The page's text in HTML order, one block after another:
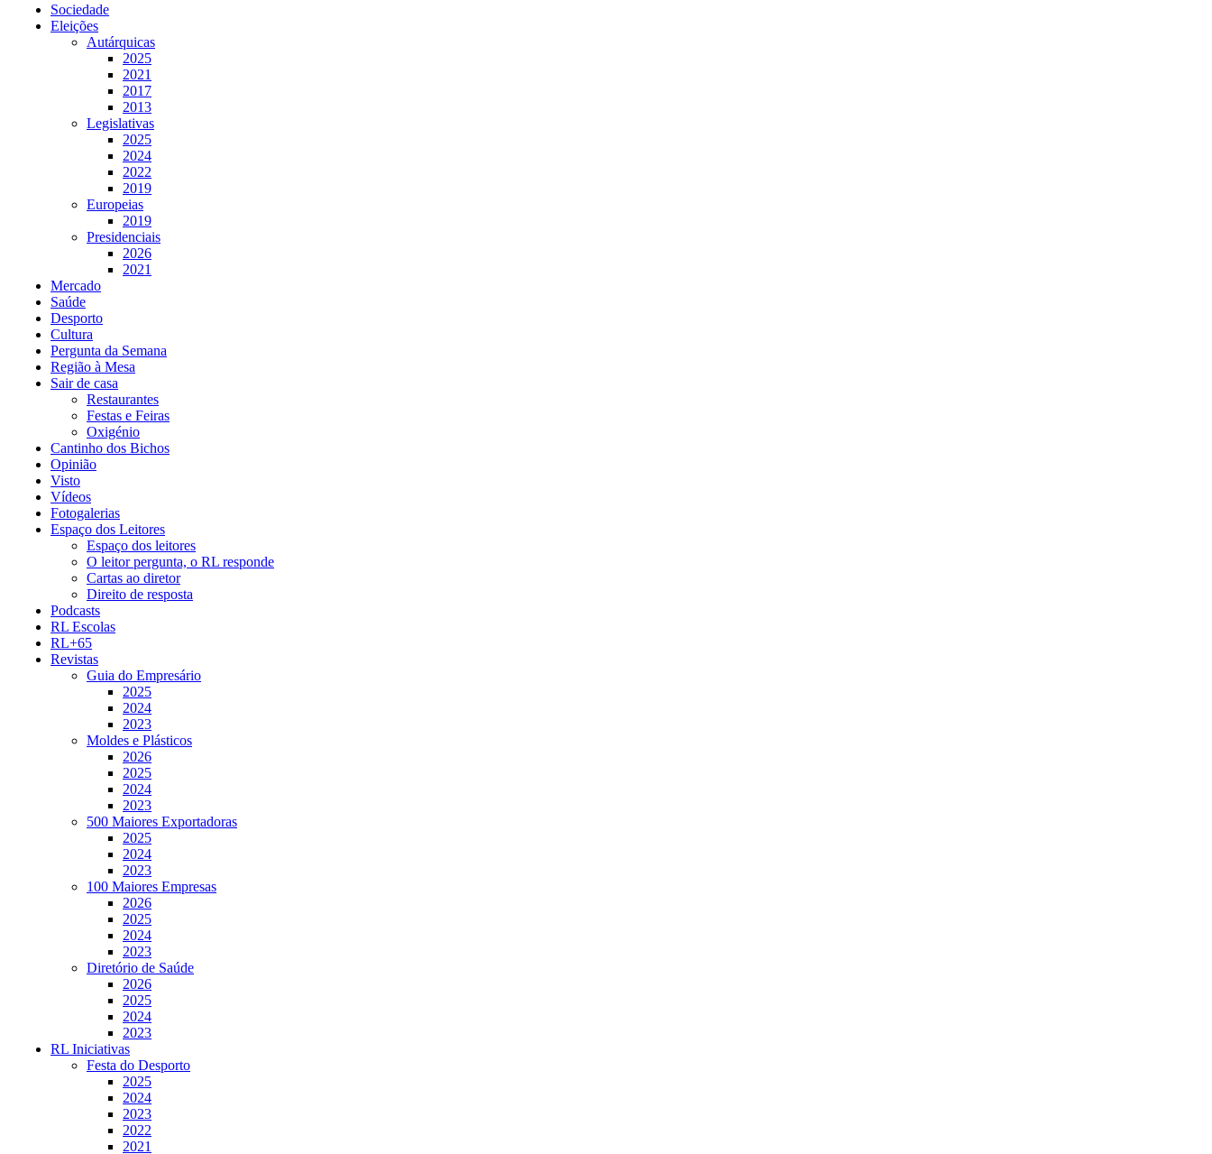
Sociedade
Eleições
Autárquicas
2025
2021
2017
2013
Legislativas
2025
2024
2022
2019
Europeias
2019
Presidenciais
2026
2021
Mercado
Saúde
Desporto
Cultura
Pergunta da Semana
Região à Mesa
Sair de casa
Restaurantes
Festas e Feiras
Oxigénio
Cantinho dos Bichos
Opinião
Visto
Vídeos
Fotogalerias
Espaço dos Leitores
Espaço dos leitores
O leitor pergunta, o RL responde
Cartas ao diretor
Direito de resposta
Podcasts
RL Escolas
RL+65
Revistas
Guia do Empresário
2025
2024
2023
Moldes e Plásticos
2026
2025
2024
2023
500 Maiores Exportadoras
2025
2024
2023
100 Maiores Empresas
2026
2025
2024
2023
Diretório de Saúde
2026
2025
2024
2023
RL Iniciativas
Festa do Desporto
2025
2024
2023
2022
2021